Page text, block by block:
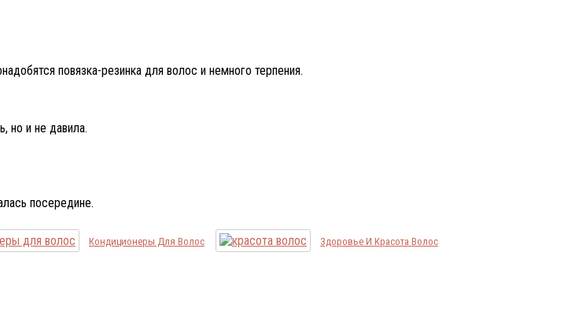
повязка-­резинка для волос и немного терпения.
но и не давила.
посередине.
Кондиционеры Для Волос Здоровье И Красота Волос